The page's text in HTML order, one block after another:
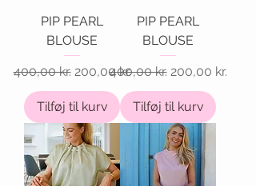
PIP PEARL
BLOUSE
Regulær pris
400,00 kr. Salgspris
200,00 kr.
Tilføj til kurv
PIP PEARL
BLOUSE
Regulær pris
400,00 kr. Salgspris
200,00 kr.
Tilføj til kurv